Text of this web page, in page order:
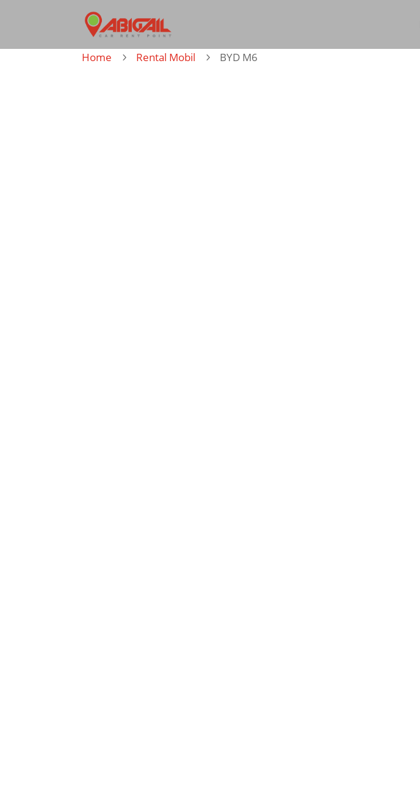
Home 5 Rental Mobil 5 BYD M6